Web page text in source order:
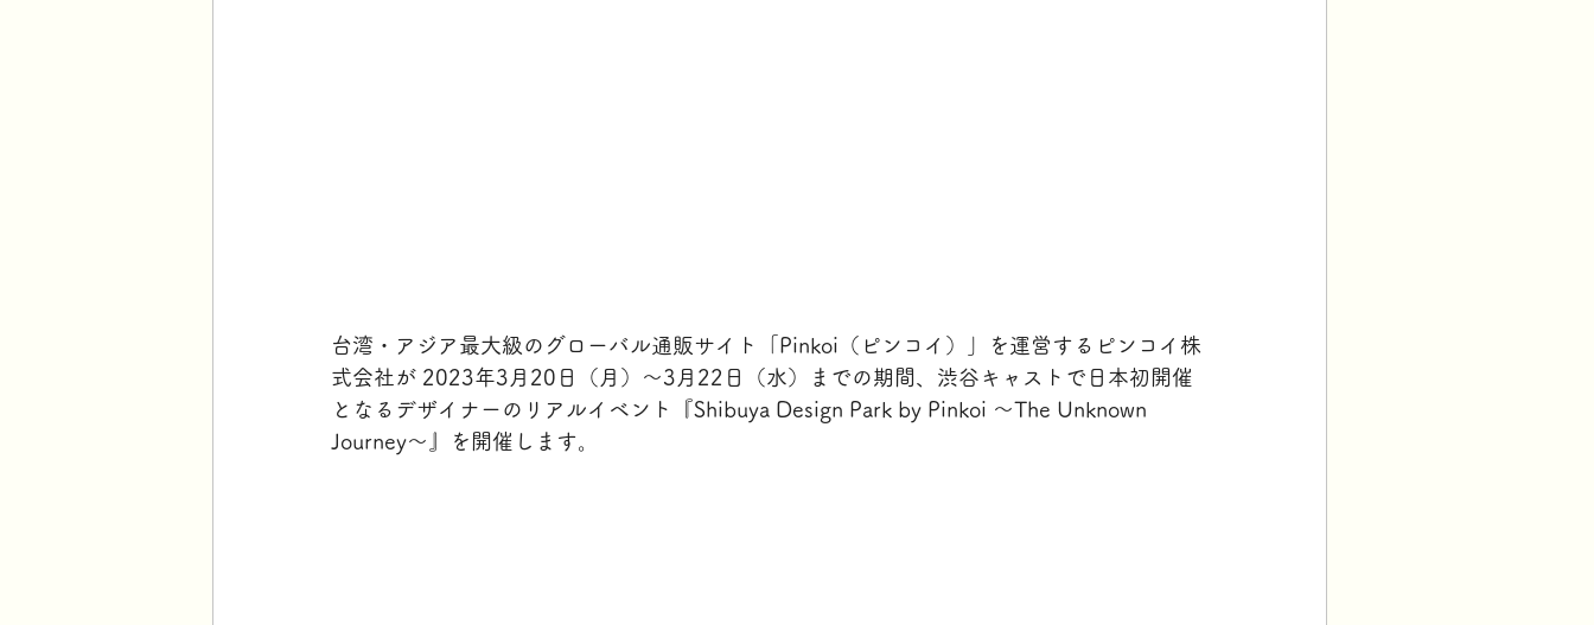
台湾・アジア最大級のグローバル通販サイト「Pinkoi（ピンコイ）」を運営するピンコイ株
式会社が 2023年3月20日（月）〜3月22日（水）までの期間、渋谷キャストで日本初開催
となるデザイナーのリアルイベント『Shibuya Design Park by Pinkoi 〜The Unknown
Journey〜』を開催します。